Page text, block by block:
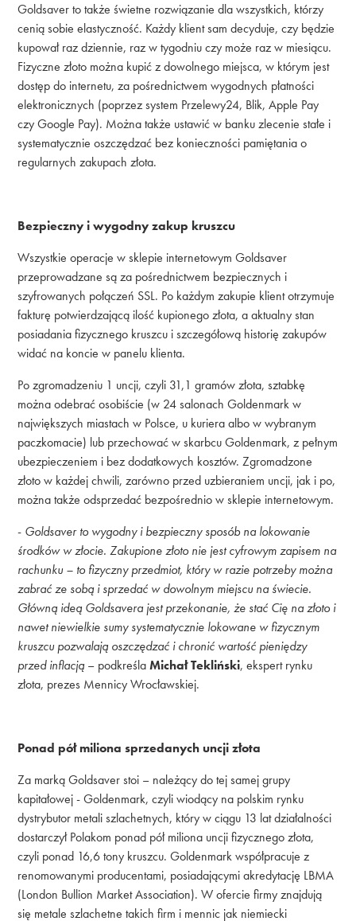
Goldsaver to także świetne rozwiązanie dla wszystkich, którzy
cenią sobie elastyczność. Każdy klient sam decyduje, czy będzie
kupował raz dziennie, raz w tygodniu czy może raz w miesiącu.
Fizyczne złoto można kupić z dowolnego miejsca, w którym jest
dostęp do internetu, za pośrednictwem wygodnych płatności
elektronicznych (poprzez system Przelewy24, Blik, Apple Pay
czy Google Pay). Można także ustawić w banku zlecenie stałe i
systematycznie oszczędzać bez konieczności pamiętania o
regularnych zakupach złota.
Bezpieczny i wygodny zakup kruszcu
Wszystkie operacje w sklepie internetowym Goldsaver
przeprowadzane są za pośrednictwem bezpiecznych i
szyfrowanych połączeń SSL. Po każdym zakupie klient otrzymuje
fakturę potwierdzającą ilość kupionego złota, a aktualny stan
posiadania fizycznego kruszcu i szczegółową historię zakupów
widać na koncie w panelu klienta.
Po zgromadzeniu 1 uncji, czyli 31,1 gramów złota, sztabkę
można odebrać osobiście (w 24 salonach Goldenmark w
największych miastach w Polsce, u kuriera albo w wybranym
paczkomacie) lub przechować w skarbcu Goldenmark, z pełnym
ubezpieczeniem i bez dodatkowych kosztów. Zgromadzone
złoto w każdej chwili, zarówno przed uzbieraniem uncji, jak i po,
można także odsprzedać bezpośrednio w sklepie internetowym.
- Goldsaver to wygodny i bezpieczny sposób na lokowanie
środków w złocie. Zakupione złoto nie jest cyfrowym zapisem na
rachunku – to fizyczny przedmiot, który w razie potrzeby można
zabrać ze sobą i sprzedać w dowolnym miejscu na świecie.
Główną ideą Goldsavera jest przekonanie, że stać Cię na złoto i
nawet niewielkie sumy systematycznie lokowane w fizycznym
kruszcu pozwalają oszczędzać i chronić wartość pieniędzy
przed inflacją – podkreślaMichał Tekliński, ekspert rynku
złota, prezes Mennicy Wrocławskiej.
Ponad pół miliona sprzedanych uncji złota
Za marką Goldsaver stoi – należący do tej samej grupy
kapitałowej - Goldenmark, czyli wiodący na polskim rynku
dystrybutor metali szlachetnych, który w ciągu 13 lat działalności
dostarczył Polakom ponad pół miliona uncji fizycznego złota,
czyli ponad 16,6 tony kruszcu. Goldenmark współpracuje z
renomowanymi producentami, posiadającymi akredytację LBMA
(London Bullion Market Association). W ofercie firmy znajdują
się metale szlachetne takich firm i mennic jak niemiecki